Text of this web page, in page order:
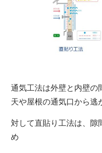
通気工法は外壁と内壁の
天や屋根の通気口から逃
対して直貼り工法は、隙
め